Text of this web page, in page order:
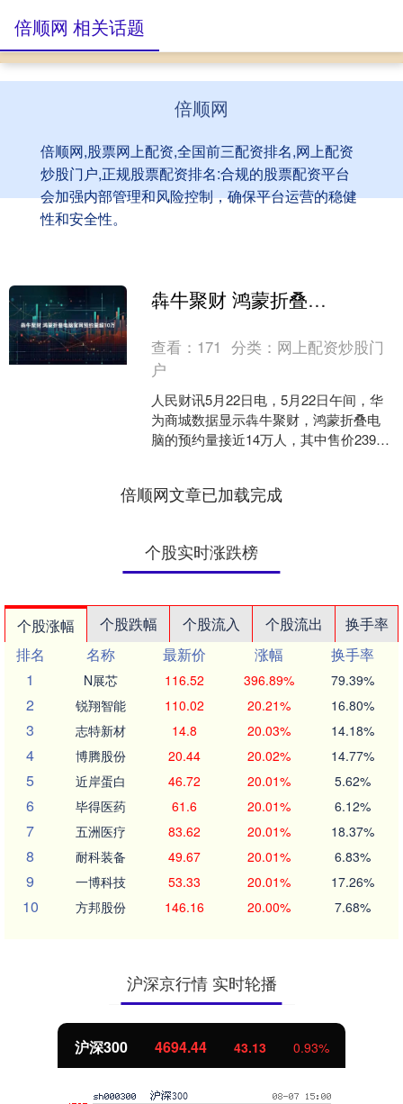
倍顺网
倍顺网,股票网上配资,全国前三配资排名,网上配资
炒股门户,正规股票配资排名:合规的股票配资平台
会加强内部管理和风险控制，确保平台运营的稳健
性和安全性。
倍顺网 相关话题
犇牛聚财 鸿蒙折叠电脑官网预约量超10万
查看： 171 分类： 网上配资炒股门
户
人民财讯5月22日电，5月22日午间，华
为商城数据显示犇牛聚财，鸿蒙折叠电
脑的预约量接近14万人，其中售价23999
倍顺网文章已加载完成
个股实时涨跌榜
个股涨幅 个股跌幅 个股流入 个股流出
换手率
排名
名称 最新价 涨幅
换手率
1
N展芯 116.52 396.89% 79.39%
2 锐翔智能 110.02 20.21% 16.80%
3 志特新材 14.8 20.03% 14.18%
4 博腾股份 20.44 20.02% 14.77%
5 近岸蛋白 46.72 20.01% 5.62%
6 毕得医药 61.6 20.01% 6.12%
7 五洲医疗 83.62 20.01% 18.37%
8 耐科装备 49.67 20.01% 6.83%
9 一博科技 53.33 20.01% 17.26%
10 方邦股份 146.16 20.00% 7.68%
沪深京行情 实时轮播
沪深300 4694.44 43.13 0.93%